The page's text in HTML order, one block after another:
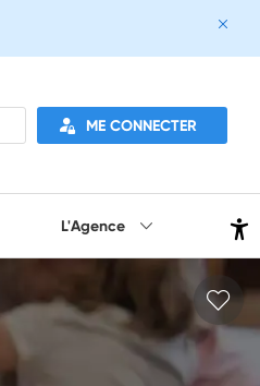
ME CONNECTER
L'Agence